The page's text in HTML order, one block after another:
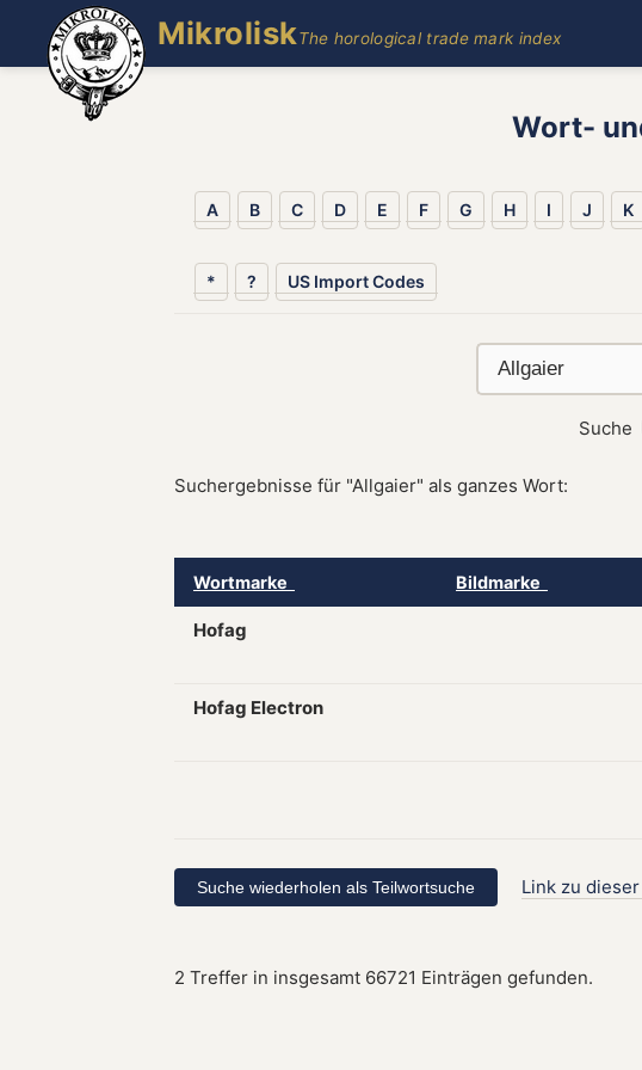
MikroliskThe horological trade mark index
Wort-
A B C D E F G H I J K
* ? US Import Codes
Suche
Suchergebnisse für "Allgaier" als ganzes Wort:
Wortmarke Bildmarke
Hofag
Hofag Electron
Link zu
2 Treffer in insgesamt 66721 Einträgen gefunden.